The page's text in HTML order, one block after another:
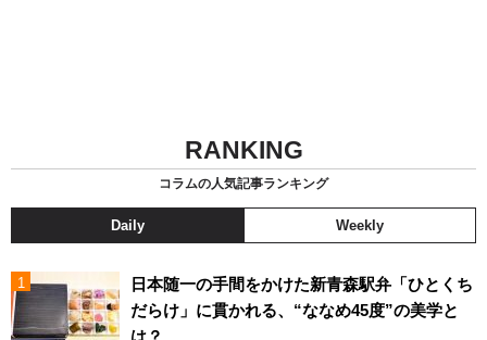
RANKING
コラムの人気記事ランキング
Daily Weekly
日本随一の手間をかけた新青森駅弁「ひとくち
だらけ」に貫かれる、“ななめ45度”の美学と